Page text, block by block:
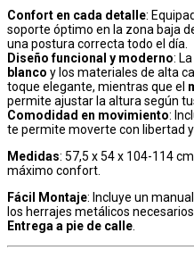
Confort en cada detalle:
soporte óptimo en la zona baja
una postura correcta todo el día.
Diseño funcional y moderno: La
blanco y los materiales de alta
toque elegante, mientras que el
permite ajustar la altura según
Comodidad en movimiento:
te permite moverte con libertad
Medidas: 57,5 x 54 x 104-114
máximo confort.
Fácil Montaje: Incluye un
los herrajes metálicos
Entrega a pie de calle